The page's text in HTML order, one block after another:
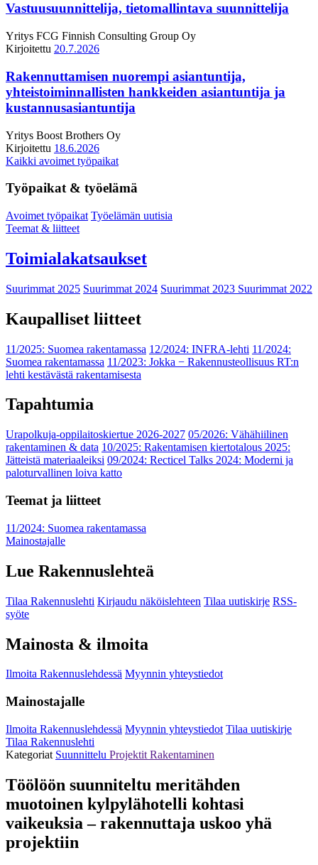
Vastuusuunnittelija, tietomallintava suunnittelija
Yritys FCG Finnish Consulting Group Oy
Kirjoitettu 20.7.2026
Rakennuttamisen nuorempi asiantuntija,
yhteistoiminnallisten hankkeiden asiantuntija ja
kustannusasiantuntija
Yritys Boost Brothers Oy
Kirjoitettu 18.6.2026
Kaikki avoimet työpaikat
Työpaikat & työelämä
Avoimet työpaikat Työelämän uutisia
Teemat & liitteet
Toimialakatsaukset
Suurimmat 2025 Suurimmat 2024 Suurimmat 2023 Suurimmat 2022
Kaupalliset liitteet
11/2025: Suomea rakentamassa 12/2024: INFRA-lehti 11/2024:
Suomea rakentamassa 11/2023: Jokka − Rakennusteollisuus RT:n
lehti kestävästä rakentamisesta
Tapahtumia
Urapolkuja-oppilaitoskiertue 2026-2027 05/2026: Vähähiilinen
rakentaminen & data 10/2025: Rakentamisen kiertotalous 2025:
Jätteistä materiaaleiksi 09/2024: Recticel Talks 2024: Moderni ja
paloturvallinen loiva katto
Teemat ja liitteet
11/2024: Suomea rakentamassa
Mainostajalle
Lue Rakennuslehteä
Tilaa Rakennuslehti Kirjaudu näköislehteen Tilaa uutiskirje RSS-
syöte
Mainosta & ilmoita
Ilmoita Rakennuslehdessä Myynnin yhteystiedot
Mainostajalle
Ilmoita Rakennuslehdessä Myynnin yhteystiedot Tilaa uutiskirje
Tilaa Rakennuslehti
Kategoriat Suunnittelu Projektit Rakentaminen
Töölöön suunniteltu meritähden
muotoinen kylpylähotelli kohtasi
vaikeuksia – rakennuttaja uskoo yhä
projektiin